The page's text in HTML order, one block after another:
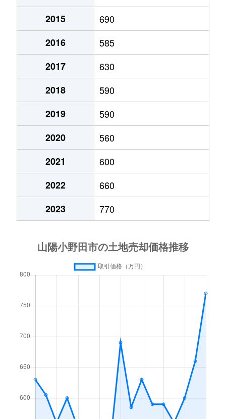
住吉本町
500万円
大学通
2,500万円
大学通
590万円
大学通
1,000万円
大学通
3,900万円
大学通
230万円
3,300万円
大字津布田
200万円
大字西高泊
50万円
大字西高泊
790万円 小野田
1,400万円 小野田
大字埴生
徒歩19分
大字東高泊
徒歩23分
1,400万円
徒歩9分
大字東高泊
4,000万円 小野田
徒歩14分
大字東高泊
小野田
徒歩15分
2015
690
2016
585
2017
630
2018
590
2019
590
2020
560
2021
600
2022
660
2023
770